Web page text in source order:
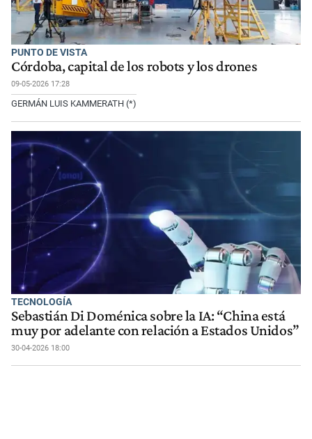
PUNTO DE VISTA
Córdoba, capital de los robots y los drones
09-05-2026 17:28
GERMÁN LUIS KAMMERATH (*)
TECNOLOGÍA
Sebastián Di Doménica sobre la IA: “China está
muy por adelante con relación a Estados Unidos”
30-04-2026 18:00